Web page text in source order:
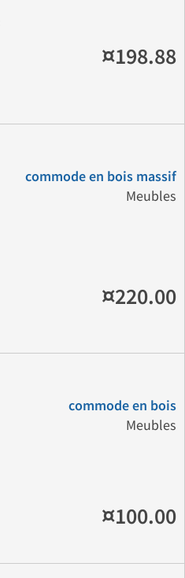
¤198.88
commode en bois massif
Meubles
¤220.00
commode en bois
Meubles
¤100.00